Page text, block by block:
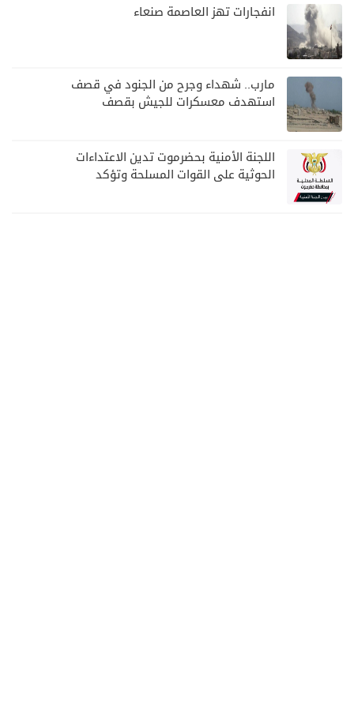
انفجارات تهز العاصمة صنعاء
مارب.. شهداء وجرح من الجنود في قصف
استهدف معسكرات للجيش بقصف
اللجنة الأمنية بحضرموت تدين الاعتداءات
الحوثية على القوات المسلحة وتؤكد